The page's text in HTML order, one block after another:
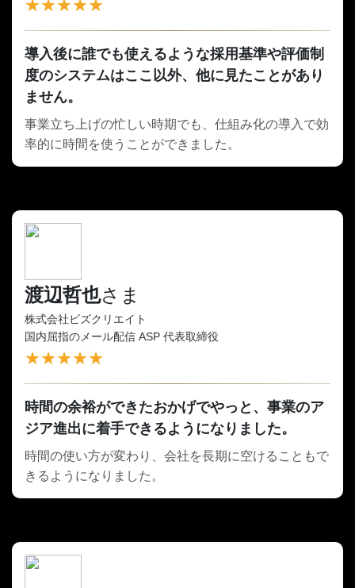
★★★★★
導入後に誰でも使えるような採用基準や評価制
度のシステムはここ以外、他に見たことがあり
ません。
事業立ち上げの忙しい時期でも、仕組み化の導入で効
率的に時間を使うことができました。
渡辺哲也さま
株式会社ビズクリエイト
国内屈指のメール配信 ASP 代表取締役
★★★★★
時間の余裕ができたおかげでやっと、事業のア
ジア進出に着手できるようになりました。
時間の使い方が変わり、会社を長期に空けることもで
きるようになりました。